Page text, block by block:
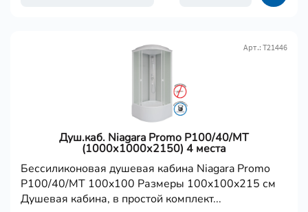
Душ.каб. Niagara Promo P100/40/MT
(1000х1000х2150) 4 места
Арт.: Т21446
Бессиликоновая душевая кабина Niagara Promo
P100/40/MT 100x100 Размеры 100x100x215 см
Душевая кабина, в простой комплект...